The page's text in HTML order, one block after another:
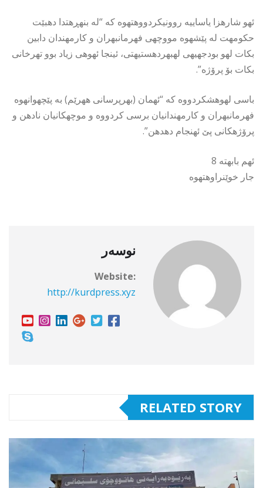
ئهو شارهزا یاساییه روونیكردووهتهوه كه “له بنهڕهتدا دهبێت
حكومهت له پێشهوه مووچهی فهرمانبهران و كارمهندان دابین
بكات لهو بودجهیهی لهبهردهستیهتی، ئینجا ئهوهی زیاد بوو تهرخانی
بكات بۆ پرۆژه”.
باسی لهوهشكردووه كه “ئهمان (بهرپرسانی ههرێم) به پێچهوانهوه
فهرمانبهران و كارمهندانیان برسی كردووه و موچهكانیان نادهن و
پرۆژهكانی پێ ئهنجام دهدهن”.
ئهم بابهته 8
جار خوێنراوهتهوه
نوسەر
Website:
http://kurdpress.xyz
RELATED STORY